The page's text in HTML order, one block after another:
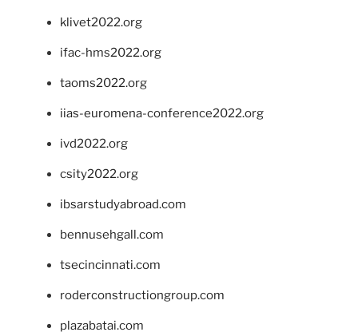
klivet2022.org
ifac-hms2022.org
taoms2022.org
iias-euromena-conference2022.org
ivd2022.org
csity2022.org
ibsarstudyabroad.com
bennusehgall.com
tsecincinnati.com
roderconstructiongroup.com
plazabatai.com